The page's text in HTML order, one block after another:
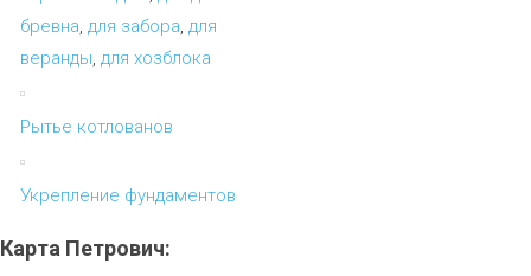
бревна, для забора, для
веранды, для хозблока
Рытье котлованов
Укрепление фундаментов
Карта Петрович: